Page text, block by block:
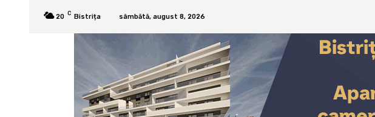
20 C Bistrița sâmbătă, august 8, 2026